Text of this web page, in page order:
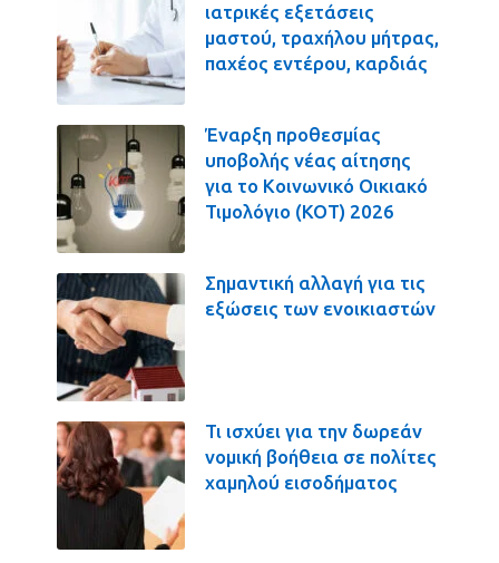
ιατρικές εξετάσεις
μαστού, τραχήλου μήτρας,
παχέος εντέρου, καρδιάς
Έναρξη προθεσμίας
υποβολής νέας αίτησης
για το Κοινωνικό Οικιακό
Τιμολόγιο (ΚΟΤ) 2026
Σημαντική αλλαγή για τις
εξώσεις των ενοικιαστών
Τι ισχύει για την δωρεάν
νομική βοήθεια σε πολίτες
χαμηλού εισοδήματος